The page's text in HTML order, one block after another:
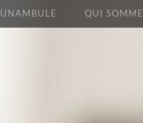
QUI